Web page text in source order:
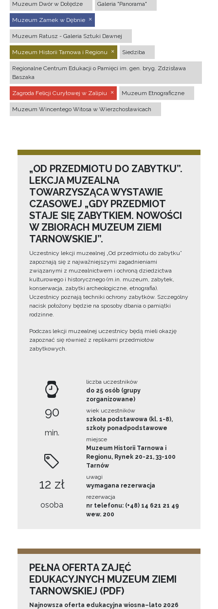
Muzeum Dwór w Dołędze Galeria "Panorama"
Muzeum Zamek w Dębnie
Muzeum Ratusz - Galeria Sztuki Dawnej
Muzeum Historii Tarnowa i Regionu Siedziba
Regionalne Centrum Edukacji o Pamięci im. gen. bryg. Zdzisława
Baszaka
Zagroda Felicji Curyłowej w Zalipiu Muzeum Etnograficzne
Muzeum Wincentego Witosa w Wierzchosławicach
„OD PRZEDMIOTU DO ZABYTKU”.
LEKCJA MUZEALNA
TOWARZYSZĄCA WYSTAWIE
CZASOWEJ „GDY PRZEDMIOT
STAJE SIĘ ZABYTKIEM. NOWOŚCI
W ZBIORACH MUZEUM ZIEMI
TARNOWSKIEJ”.
Uczestnicy lekcji muzealnej „Od przedmiotu do zabytku”
zapoznają się z najważniejszymi zagadnieniami
związanymi z muzealnictwem i ochroną dziedzictwa
kulturowego i historycznego (m.in. muzeum, zabytek,
konserwacja, zabytki archeologiczne, etnografia).
Uczestnicy poznają techniki ochrony zabytków. Szczególny
nacisk położony będzie na sposoby dbania o pamiątki
rodzinne.
Podczas lekcji muzealnej uczestnicy będą mieli okazję
zapoznać się również z replikami przedmiotów
zabytkowych.
90
min.
12 zł
osoba
liczba uczestników
do 25 osób (grupy
zorganizowane)
wiek uczestników
szkoła podstawowa (kl. 1-8),
szkoły ponadpodstawowe
miejsce
Muzeum Historii Tarnowa i
Regionu, Rynek 20-21, 33-100
Tarnów
uwagi
wymagana rezerwacja
rezerwacja
nr telefonu: (+48) 14 621 21 49
wew. 200
PEŁNA OFERTA ZAJĘĆ
EDUKACYJNYCH MUZEUM ZIEMI
TARNOWSKIEJ (PDF)
Najnowsza oferta edukacyjna wiosna–lato 2026